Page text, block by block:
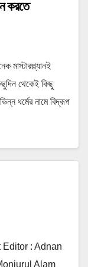
করতে
মাস্টারপ্ল্যানই
থেকেই কিছু
ধর্মের নামে বিদ্রূপ
Editor : Adnan
Alam